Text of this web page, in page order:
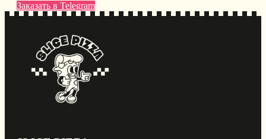
Заказать в Telegram